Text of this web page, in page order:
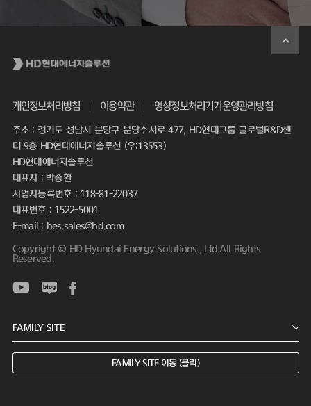
개인정보처리방침 이용약관 영상정보처리기기운영관리방침
주소 : 경기도 성남시 분당구 분당수서로 477, HD현대그룹 글로벌R&D센
터 9층 HD현대에너지솔루션 (우:13553)
HD현대에너지솔루션
대표자 : 박종환
사업자등록번호 : 118-81-22037
대표번호 : 1522-5001
E-mail : hes.sales@hd.com
Copyright © HD Hyundai Energy Solutions., Ltd.All Rights
Reserved.
FAMILY SITE 이동 (클릭)